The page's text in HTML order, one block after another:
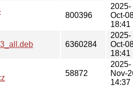
800396
2025-
Oct-
18:41
6360284
2025-
Oct-
18:41
58872
2025-
Nov-
14:37